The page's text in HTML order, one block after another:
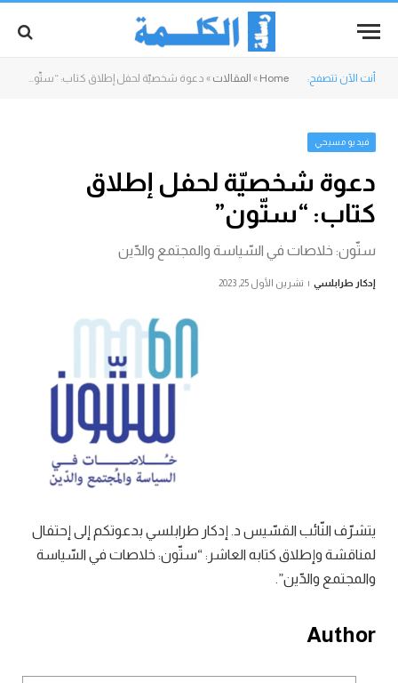
أنت الآن تتصفح: Home
» المقالات » دعوة شخصيّة لحفل إطلاق كتاب: “ستّون”
فيديو مسيحي
دعوة شخصيّة لحفل إطلاق
كتاب: “ستّون”
ستّون: خلاصات في السّياسة والمجتمع والدّين
إدكار طرابلسي تشرين الأول 25, 2023
يتشرّف النّائب القسّيس د. إدكار طرابلسي بدعوتكم إلى إحتفال
لمناقشة وإطلاق كتابه العاشر: “ستّون: خلاصات في السّياسة
والمجتمع والدّين”.
Author